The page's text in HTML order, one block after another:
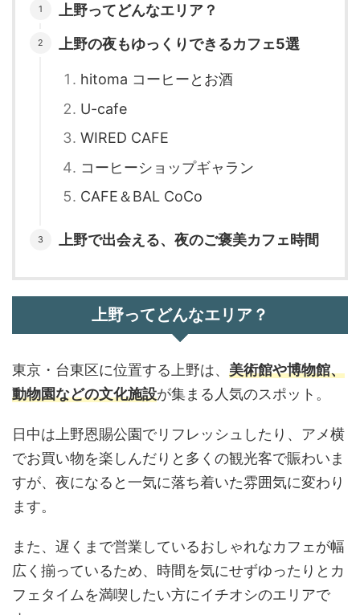
上野ってどんなエリア？
上野の夜もゆっくりできるカフェ5選
hitoma コーヒーとお酒
U-cafe
WIRED CAFE
コーヒーショップギャラン
CAFE＆BAL CoCo
上野で出会える、夜のご褒美カフェ時間
上野ってどんなエリア？
東京・台東区に位置する上野は、 美術館や博物館、
動物園などの文化施設が集まる人気のスポット。
日中は上野恩賜公園でリフレッシュしたり、アメ横
でお買い物を楽しんだりと多くの観光客で賑わいま
すが、夜になると一気に落ち着いた雰囲気に変わり
ます。
また、遅くまで営業しているおしゃれなカフェが幅
広く揃っているため、時間を気にせずゆったりとカ
フェタイムを満喫したい方にイチオシのエリアで